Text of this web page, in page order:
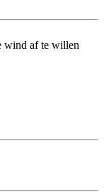
wind af te willen